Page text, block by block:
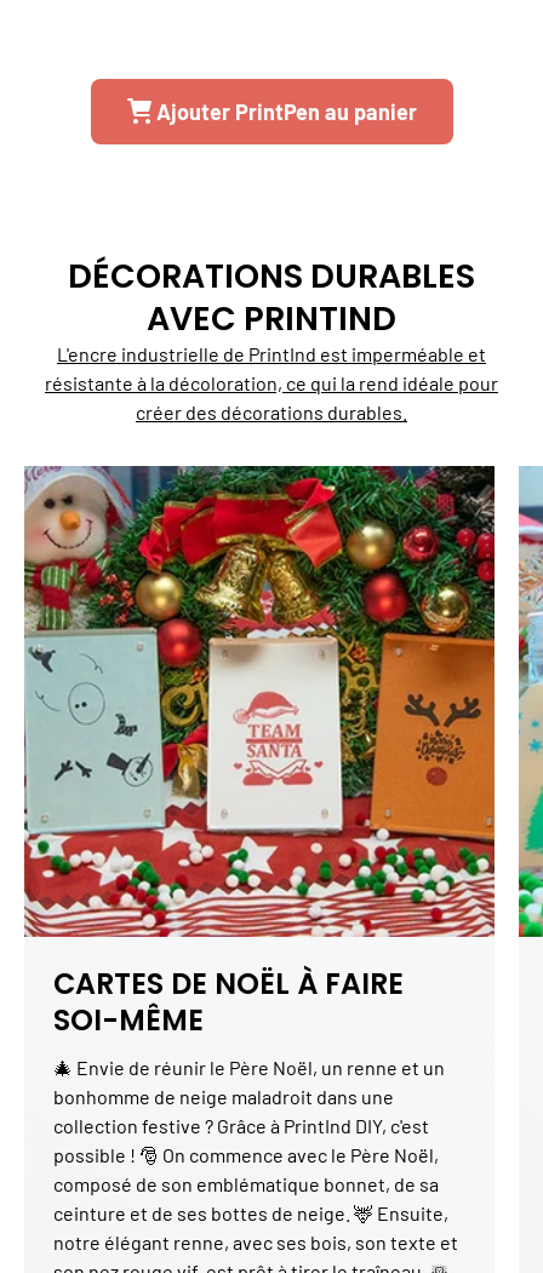
Ajouter PrintPen au panier
DÉCORATIONS DURABLES
AVEC PRINTIND
L'encre industrielle de PrintInd est imperméable et
résistante à la décoloration, ce qui la rend idéale pour
créer des décorations durables.
CARTES DE NOËL À FAIRE
SOI-MÊME
🎄 Envie de réunir le Père Noël, un renne et un
bonhomme de neige maladroit dans une
collection festive ? Grâce à PrintInd DIY, c'est
possible ! 🎅 On commence avec le Père Noël,
composé de son emblématique bonnet, de sa
ceinture et de ses bottes de neige. 🦌 Ensuite,
notre élégant renne, avec ses bois, son texte et